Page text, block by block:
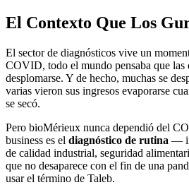
El Contexto Que Los
El sector de diagnósticos vive un
COVID, todo el mundo pensaba que las
desplomarse. Y de hecho, muchas se
varias vieron sus ingresos evaporarse
se secó.
Pero bioMérieux nunca dependió del
business es el diagnóstico de rutina —
de calidad industrial, seguridad
que no desaparece con el fin de una
usar el término de Taleb.